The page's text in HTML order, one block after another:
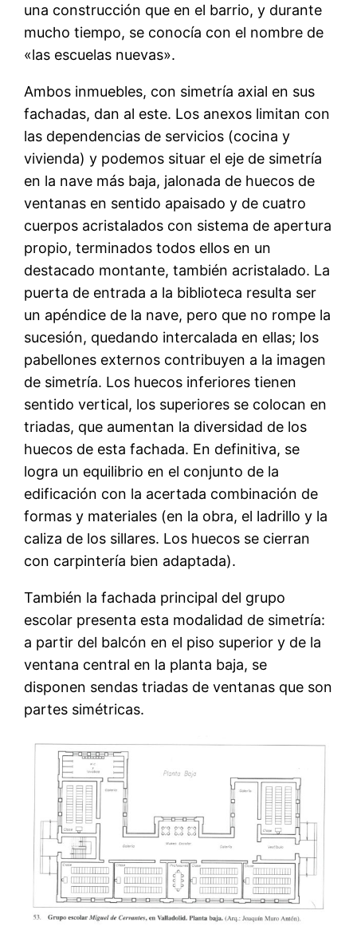
una construcción que en el barrio, y durante
mucho tiempo, se conocía con el nombre de
«las escuelas nuevas».
Ambos inmuebles, con simetría axial en sus
fachadas, dan al este. Los anexos limitan con
las dependencias de servicios (cocina y
vivienda) y podemos situar el eje de simetría
en la nave más baja, jalonada de huecos de
ventanas en sentido apaisado y de cuatro
cuerpos acristalados con sistema de apertura
propio, terminados todos ellos en un
destacado montante, también acristalado. La
puerta de entrada a la biblioteca resulta ser
un apéndice de la nave, pero que no rompe la
sucesión, quedando intercalada en ellas; los
pabellones externos contribuyen a la imagen
de simetría. Los huecos inferiores tienen
sentido vertical, los superiores se colocan en
triadas, que aumentan la diversidad de los
huecos de esta fachada. En definitiva, se
logra un equilibrio en el conjunto de la
edificación con la acertada combinación de
formas y materiales (en la obra, el ladrillo y la
caliza de los sillares. Los huecos se cierran
con carpintería bien adaptada).
También la fachada principal del grupo
escolar presenta esta modalidad de simetría:
a partir del balcón en el piso superior y de la
ventana central en la planta baja, se
disponen sendas triadas de ventanas que son
partes simétricas.